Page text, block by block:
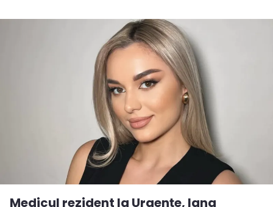
Medicul rezident la Urgențe, Iana